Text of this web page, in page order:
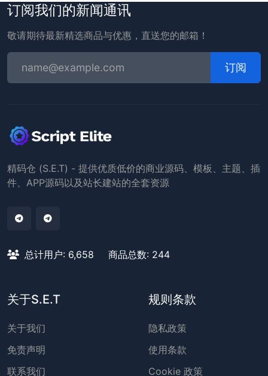
订阅我们的新闻通讯
敬请期待最新精选商品与优惠，直送您的邮箱！
订阅
精码仓 (S.E.T) - 提供优质低价的商业源码、模板、主题、插
件、APP源码以及站长建站的全套资源
总计用户: 6,658 商品总数: 244
关于S.E.T
关于我们
免责声明
联系我们
规则条款
隐私政策
使用条款
Cookie 政策